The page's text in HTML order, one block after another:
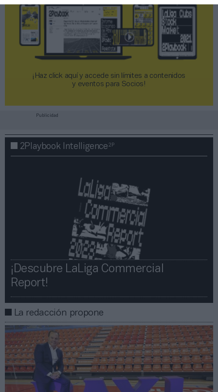
¡Haz click aquí y accede sin límites a contenidos
y eventos para Socios!​​​​​​​
Publicidad
2Playbook Intelligence2P
¡Descubre LaLiga Commercial
Report!​​
La redacción propone